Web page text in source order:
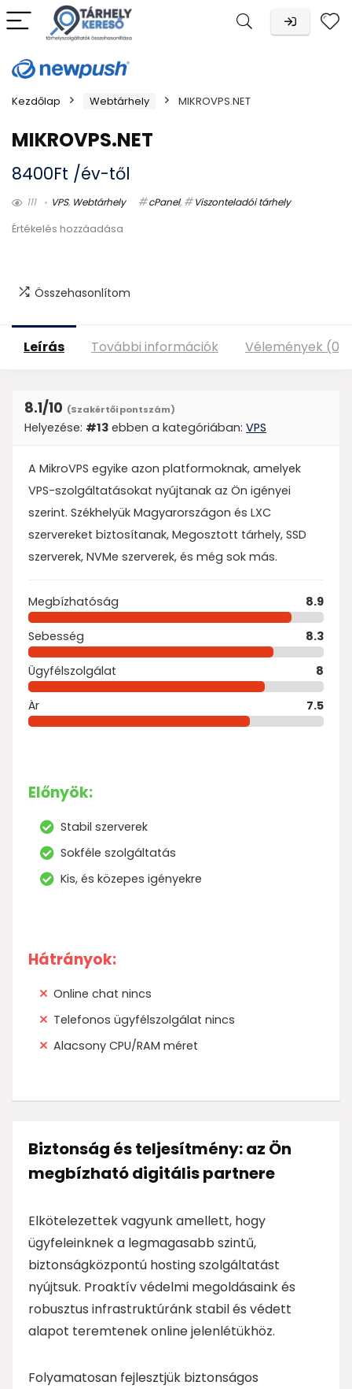
Kezdőlap Webtárhely MIKROVPS.NET
MIKROVPS.NET
8400Ft /év-től
111 VPS, Webtárhely cPanel,
Viszonteladói tárhely
Értékelés hozzáadása
Összehasonlítom
Leírás További információk Vélemények (0)
8.1/10 (Szakértői pontszám)
Helyezése: #13 ebben a kategóriában: VPS
A MikroVPS egyike azon platformoknak, amelyek
VPS-szolgáltatásokat nyújtanak az Ön igényei
szerint. Székhelyük Magyarországon és LXC
szervereket biztosítanak, Megosztott tárhely, SSD
szerverek, NVMe szerverek, és még sok más.
Megbízhatóság 8.9
Sebesség 8.3
Ügyfélszolgálat 8
Ár 7.5
Előnyök:
Stabil szerverek
Sokféle szolgáltatás
Kis, és közepes igényekre
Hátrányok:
Online chat nincs
Telefonos ügyfélszolgálat nincs
Alacsony CPU/RAM méret
Biztonság és teljesítmény: az Ön
megbízható digitális partnere
Elkötelezettek vagyunk amellett, hogy
ügyfeleinknek a legmagasabb szintű,
biztonságközpontú hosting szolgáltatást
nyújtsuk. Proaktív védelmi megoldásaink és
robusztus infrastruktúránk stabil és védett
alapot teremtenek online jelenlétükhöz.
Folyamatosan fejlesztjük biztonságos